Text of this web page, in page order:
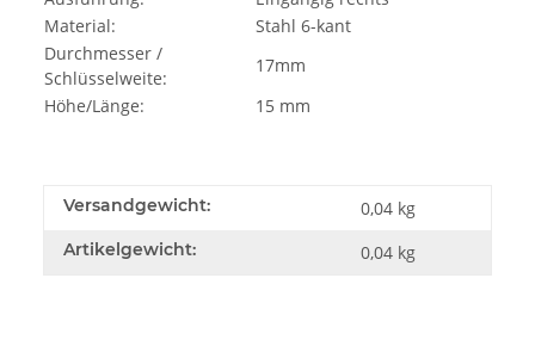
Material:
Stahl 6-kant
Durchmesser /
Schlüsselweite:
17mm
Höhe/Länge:
15 mm
Versandgewicht: 0,04 kg
Artikelgewicht: 0,04 kg